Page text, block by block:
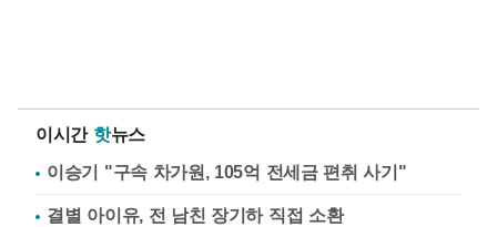
이시간 핫뉴스
이승기 "구속 차가원, 105억 전세금 편취 사기"
결별 아이유, 전 남친 장기하 직접 소환